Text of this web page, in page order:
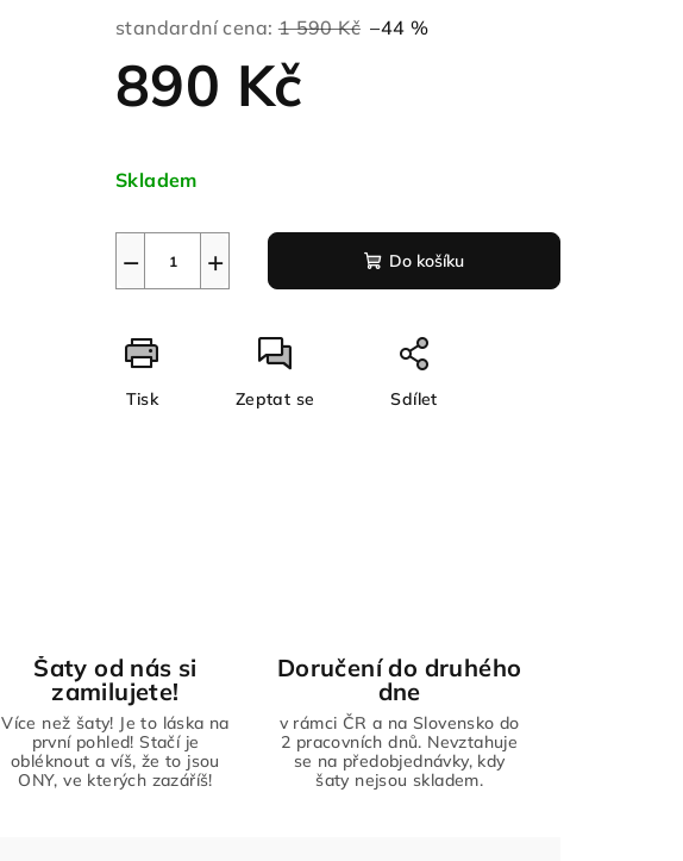
standardní cena: 1 590 Kč –44 %
890 Kč
cena:
Skladem
+
− Do košíku
Tisk Zeptat se Sdílet
Šaty od nás si
zamilujete!
Více než šaty! Je to láska na
první pohled! Stačí je
obléknout a víš, že to jsou
ONY, ve kterých zazáříš!
Doručení do druhého
dne
v rámci ČR a na Slovensko do
2 pracovních dnů. Nevztahuje
se na předobjednávky, kdy
šaty nejsou skladem.